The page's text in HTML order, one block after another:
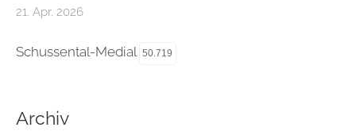
21. Apr. 2026
Schussental-Medial 50.719
Archiv